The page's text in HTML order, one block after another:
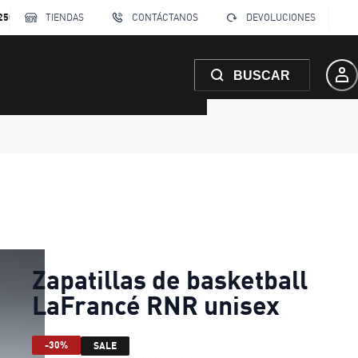
TIENDAS CONTÁCTANOS DEVOLUCIONES
BUSCAR
Zapatillas de basketball
LaFrancé RNR unisex
-30% SALE